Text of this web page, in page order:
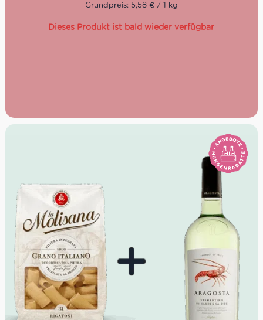
Grundpreis: 5,58 € / 1 kg
Dieses Produkt ist bald wieder verfügbar